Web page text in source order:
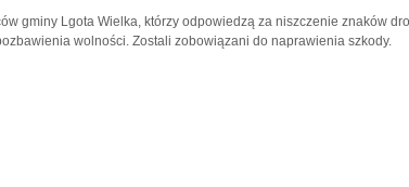
gminy Lgota Wielka, którzy odpowiedzą za niszczenie znaków
wolności. Zostali zobowiązani do naprawienia szkody.